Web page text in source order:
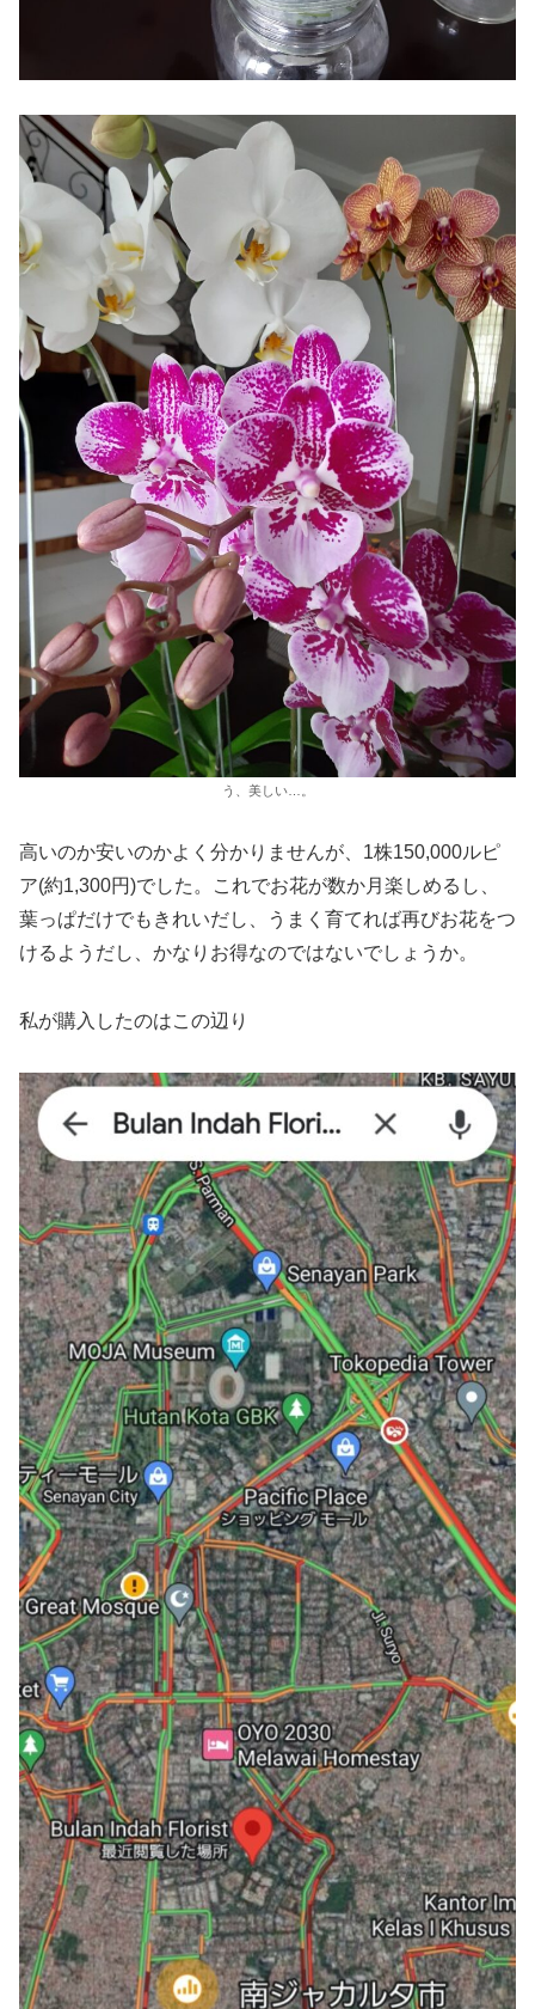
う、美しい…。
高いのか安いのかよく分かりませんが、1株150,000ルピ
ア(約1,300円)でした。これでお花が数か月楽しめるし、
葉っぱだけでもきれいだし、うまく育てれば再びお花をつ
けるようだし、かなりお得なのではないでしょうか。
私が購入したのはこの辺り